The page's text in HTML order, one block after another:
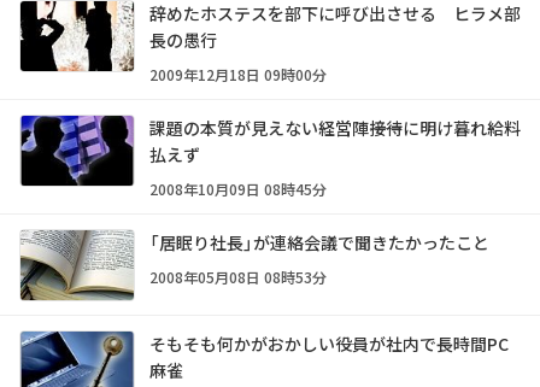
辞めたホステスを部下に呼び出させる ヒラメ部
長の愚行
2009年12月18日 09時00分
課題の本質が見えない経営陣――接待に明け暮れ給料
払えず
2008年10月09日 08時45分
「居眠り社長」が連絡会議で聞きたかったこと
2008年05月08日 08時53分
そもそも何かがおかしい――役員が社内で長時間PC
麻雀